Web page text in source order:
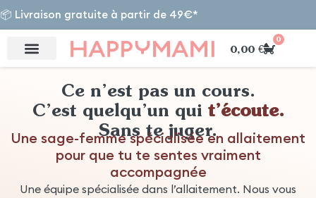
📦 Livraison gratuite à partir de 49€*
0,00 €
0
Ce n’est pas un cours.
C’est quelqu’un qui t’écoute.
Sans te juger.
Une sage-femme spécialisée en allaitement
pour que tu te sentes vraiment
accompagnée
Une équipe spécialisée dans l’allaitement. Nous vous